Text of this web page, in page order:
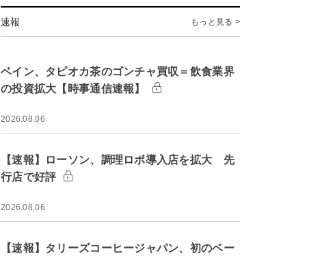
速報 もっと見る >
ベイン、タピオカ茶のゴンチャ買収＝飲食業界
の投資拡大【時事通信速報】
2026.08.06
【速報】ローソン、調理ロボ導入店を拡大 先
行店で好評
2026.08.06
【速報】タリーズコーヒージャパン、初のベー